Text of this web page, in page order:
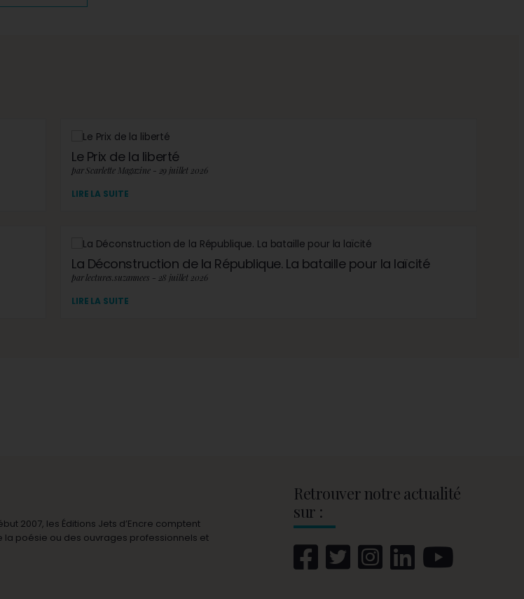
Le Prix de la liberté
par Scarlette Magazine - 29 juillet 2026
LIRE LA SUITE
La Déconstruction de la République. La bataille pour la laïcité
par lectures.suzannees - 28 juillet 2026
LIRE LA SUITE
2007, les Éditions Jets d’Encre comptent
la poésie ou des ouvrages professionnels et
Retrouver notre actualité
sur :